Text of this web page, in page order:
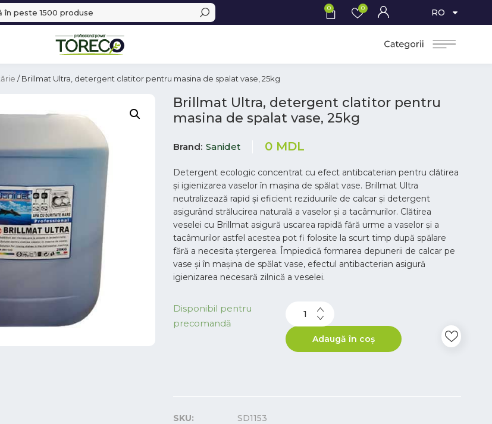
0 0 RO
/ Brillmat Ultra, detergent clatitor pentru masina de spalat vase, 25kg
Brillmat Ultra, detergent clatitor pentru
masina de spalat vase, 25kg
Brand Sanidet 0 MDL
Detergent ecologic concentrat cu efect antibcaterian pentru clătirea
şi igienizarea vaselor în maşina de spălat vase. Brillmat Ultra
neutralizează rapid și eficient reziduurile de calcar și detergent
asigurând strălucirea naturală a vaselor și a tacâmurilor. Clătirea
veselei cu Brillmat asigură uscarea rapidă fără urme a vaselor și a
tacâmurilor astfel acestea pot fi folosite la scurt timp după spălare
fără a necesita ştergerea. Împiedică formarea depunerii de calcar pe
vase şi în maşina de spălat vase, efectul antibacterian asigură
igienizarea necesară zilnică a veselei.
Disponibil pentru
precomandă
Adaugă în coș
SKU:
SD1153